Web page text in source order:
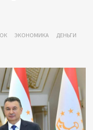
ЭКОНОМИКА ДЕНЬГИ